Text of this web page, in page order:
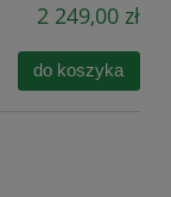
2 249,00 zł
do koszyka